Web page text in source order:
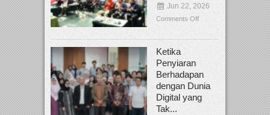
Jun 22, 2026
Comments Off
Ketika
Penyiaran
Berhadapan
dengan Dunia
Digital yang
Tak...